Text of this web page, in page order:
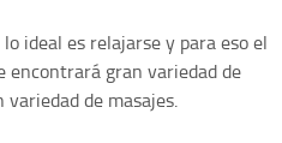
ideal es relajarse y para eso el
encontrará gran variedad de
de masajes.